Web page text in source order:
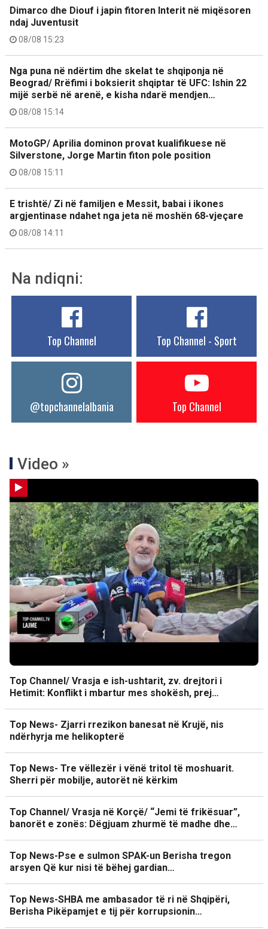
Dimarco dhe Diouf i japin fitoren Interit në miqësoren
ndaj Juventusit
08/08 15:23
Nga puna në ndërtim dhe skelat te shqiponja në
Beograd/ Rrëfimi i boksierit shqiptar të UFC: Ishin 22
mijë serbë në arenë, e kisha ndarë mendjen…
08/08 15:14
MotoGP/ Aprilia dominon provat kualifikuese në
Silverstone, Jorge Martin fiton pole position
08/08 15:11
E trishtë/ Zi në familjen e Messit, babai i ikones
argjentinase ndahet nga jeta në moshën 68-vjeçare
08/08 14:11
Na ndiqni:
Top Channel Top Channel - Sport
@topchannelalbania Top Channel
Video »
Top Channel/ Vrasja e ish-ushtarit, zv. drejtori i
Hetimit: Konflikt i mbartur mes shokësh, prej…
Top News- Zjarri rrezikon banesat në Krujë, nis
ndërhyrja me helikopterë
Top News- Tre vëllezër i vënë tritol të moshuarit.
Sherri për mobilje, autorët në kërkim
Top Channel/ Vrasja në Korçë/ “Jemi të frikësuar”,
banorët e zonës: Dëgjuam zhurmë të madhe dhe…
Top News-Pse e sulmon SPAK-un Berisha tregon
arsyen Që kur nisi të bëhej gardian…
Top News-SHBA me ambasador të ri në Shqipëri,
Berisha Pikëpamjet e tij për korrupsionin…